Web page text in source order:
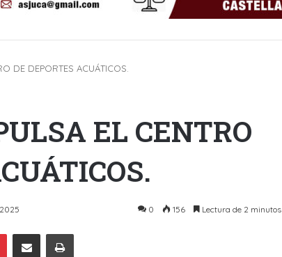
DE DEPORTES ACUÁTICOS.
EL CENTRO
0 156 Lectura de 2 minutos
PinterestCompartir por Email Imprimir